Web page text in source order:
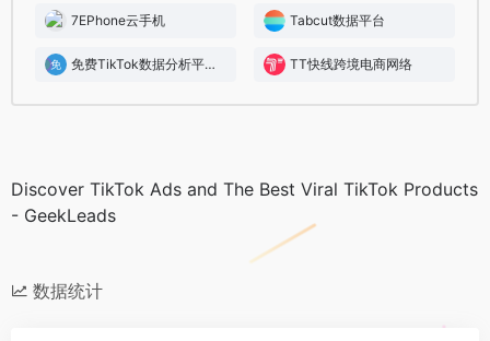
7EPhone云手机 Tabcut数据平台
免费TikTok数据分析平台｜TikTok数据最准最全 ｜极客线索 TT快线跨境电商网络
Discover TikTok Ads and The Best Viral TikTok Products
- GeekLeads
数据统计